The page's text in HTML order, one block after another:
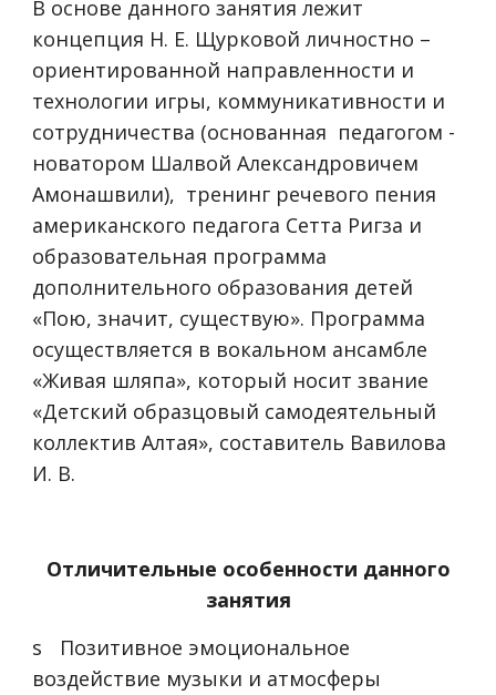
В основе данного занятия лежит
концепция Н. Е. Щурковой личностно –
ориентированной направленности и
технологии игры, коммуникативности и
сотрудничества (основанная педагогом -
новатором Шалвой Александровичем
Амонашвили), тренинг речевого пения
американского педагога Сетта Ригза и
образовательная программа
дополнительного образования детей
«Пою, значит, существую». Программа
осуществляется в вокальном ансамбле
«Живая шляпа», который носит звание
«Детский образцовый самодеятельный
коллектив Алтая», составитель Вавилова
И. В.
Отличительные особенности данного
занятия
s
Позитивное эмоциональное
воздействие музыки и атмосферы